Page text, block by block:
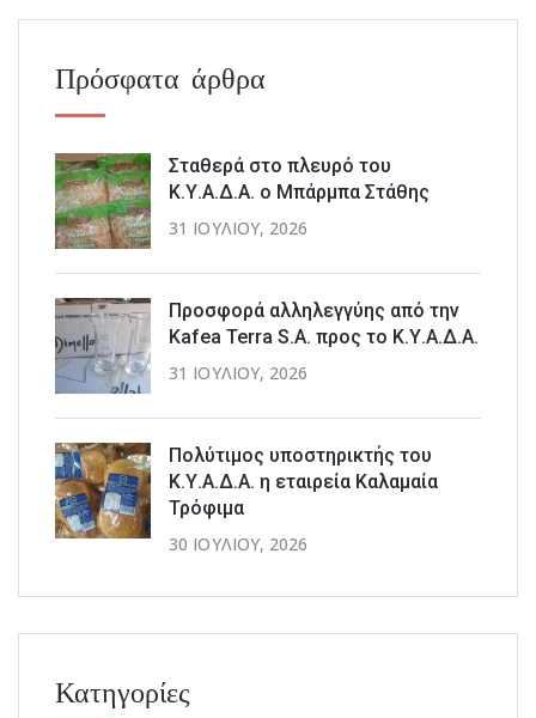
Πρόσφατα άρθρα
Σταθερά στο πλευρό του
Κ.Υ.Α.Δ.Α. ο Μπάρμπα Στάθης
31 ΙΟΥΛΊΟΥ, 2026
Προσφορά αλληλεγγύης από την
Kafea Terra S.A. προς το Κ.Υ.Α.Δ.Α.
31 ΙΟΥΛΊΟΥ, 2026
Πολύτιμος υποστηρικτής του
Κ.Υ.Α.Δ.Α. η εταιρεία Καλαμαία
Τρόφιμα
30 ΙΟΥΛΊΟΥ, 2026
Κατηγορίες